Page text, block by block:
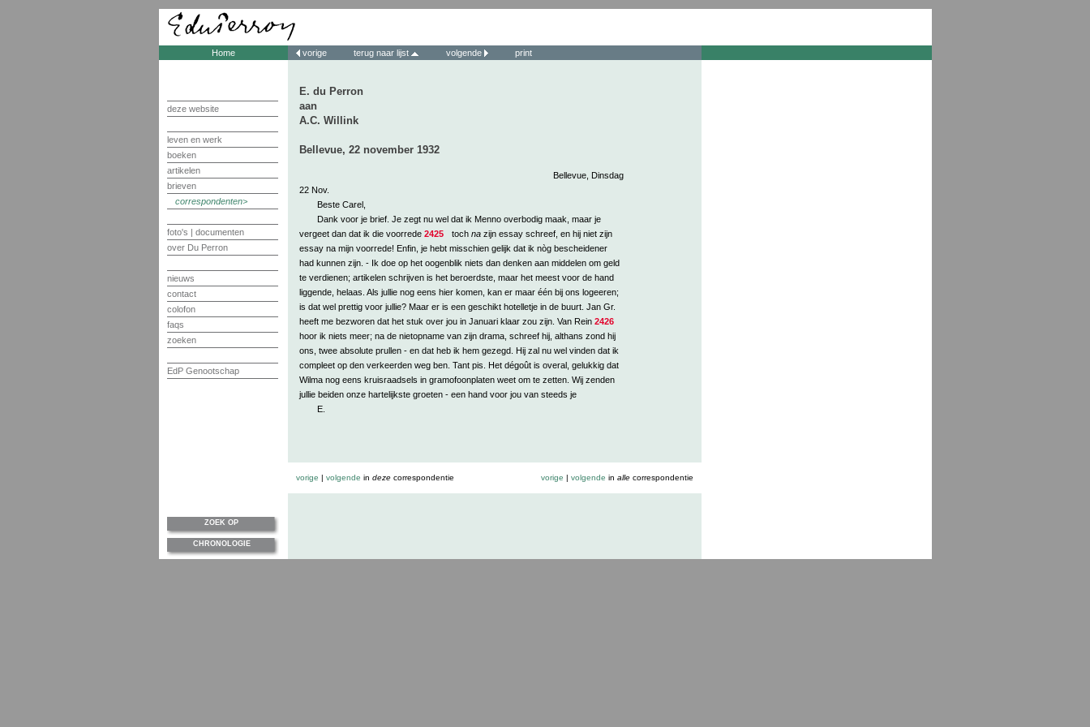
Home
deze website
leven en werk
boeken
artikelen
brieven
correspondenten
foto's | documenten
over Du Perron
nieuws
contact
colofon
faqs
zoeken
EdP Genootschap
vorige terug naar lijst volgende print
E. du Perron
aan
A.C. Willink
Bellevue, 22 november 1932
Bellevue, Dinsdag
22 Nov.
Beste Carel,
Dank voor je brief. Je zegt nu wel dat ik Menno overbodig maak, maar je
vergeet dan dat ik die voorrede 2425 toch nazijn essay schreef, en hij niet zijn
essay na mijn voorrede! Enfin, je hebt misschien gelijk dat ik nòg bescheidener
had kunnen zijn. - Ik doe op het oogenblik niets dan denken aan middelen om geld
te verdienen; artikelen schrijven is het beroerdste, maar het meest voor de hand
liggende, helaas. Als jullie nog eens hier komen, kan er maar één bij ons logeeren;
is dat wel prettig voor jullie? Maar er is een geschikt hotelletje in de buurt. Jan Gr.
heeft me bezworen dat het stuk over jou in Januari klaar zou zijn. Van Rein 2426
hoor ik niets meer; na de nietopname van zijn drama, schreef hij, althans zond hij
ons, twee absolute prullen - en dat heb ik hem gezegd. Hij zal nu wel vinden dat ik
compleet op den verkeerden weg ben. Tant pis. Het dégoût is overal, gelukkig dat
Wilma nog eens kruisraadsels in gramofoonplaten weet om te zetten. Wij zenden
jullie beiden onze hartelijkste groeten - een hand voor jou van steeds je
E.
vorige | volgende in dezecorrespondentie vorige | volgende in allecorrespondentie
ZOEK OP
CHRONOLOGIE